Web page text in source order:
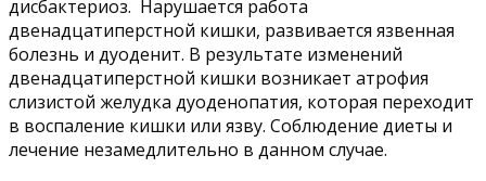
дисбактериоз. Нарушается работа
двенадцатиперстной кишки, развивается язвенная
болезнь и дуоденит. В результате изменений
двенадцатиперстной кишки возникает атрофия
слизистой желудка дуоденопатия, которая переходит
в воспаление кишки или язву. Соблюдение диеты и
лечение незамедлительно в данном случае.